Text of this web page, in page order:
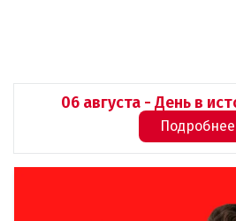
06 августа - День в
Подробнее